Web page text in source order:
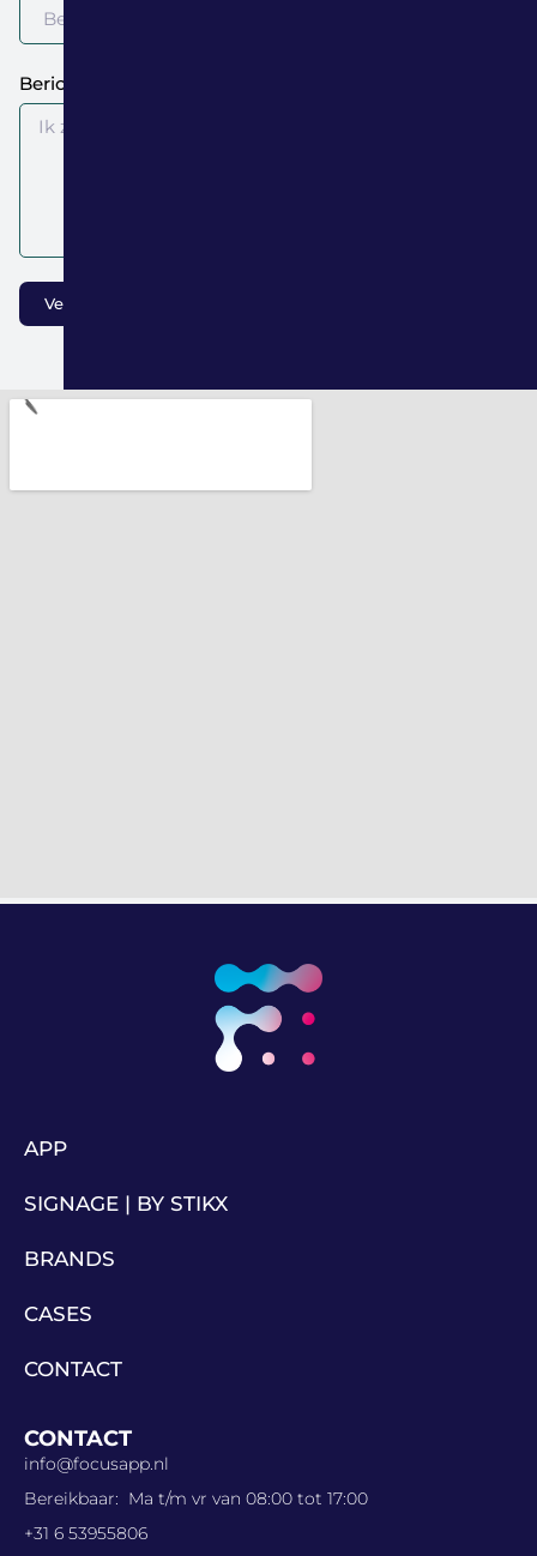
Bericht
Verstuur
APP
SIGNAGE | BY STIKX
BRANDS
CASES
CONTACT
CONTACT
info@focusapp.nl
Bereikbaar: Ma t/m vr van 08:00 tot 17:00
+31 6 53955806